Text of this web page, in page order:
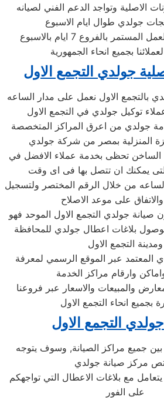
الاصلية وتواجد الدعم الفني لصيانه
كما حرصنا علي العمل المستمر بالفروع 7 ايام بالاسبوع
جولدي التجمع الاول
بالتجمع الاول نعمل على مدار الساعه
توكيل جولدي في التجمع الاول
جولدي من اعرق المراكز المتخصصة
المنزلية بمصر من شركة جولدي
الساخن تحظى بخدمة عملاء الافضل في
يمكنك ان تتصل بها فى اى وقت
من خلال الرقم المختصر ولتسجيل
والاتفاق على موعد الاصلاح
صيانة جولدي التجمع الاول الموحد فهو
بلاغات اعطال جولدي للمحافظة
ومدينة التجمع الاول
المعتمد عبر الموقع الرسمي لمعرفة
وارقام مراكز الخدمة
بجميع انحاء التجمع الاول
التجمع الاول
جميع مراكز الصيانة, وسوف يتوجه
مركز صيانة جولدي
مع بلاغات الاعطال التي تواجهكم
على الفور